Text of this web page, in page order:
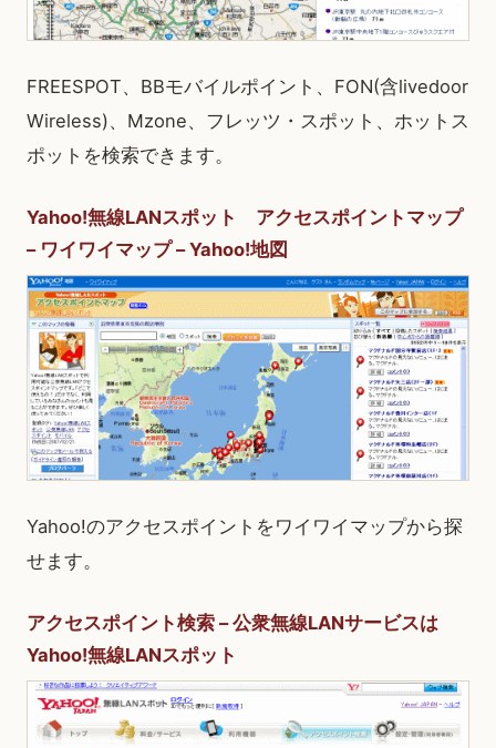
FREESPOT、BBモバイルポイント、FON(含livedoor
Wireless)、Mzone、フレッツ・スポット、ホットス
ポットを検索できます。
Yahoo!無線LANスポット アクセスポイントマップ
– ワイワイマップ – Yahoo!地図
Yahoo!のアクセスポイントをワイワイマップから探
せます。
アクセスポイント検索 – 公衆無線LANサービスは
Yahoo!無線LANスポット